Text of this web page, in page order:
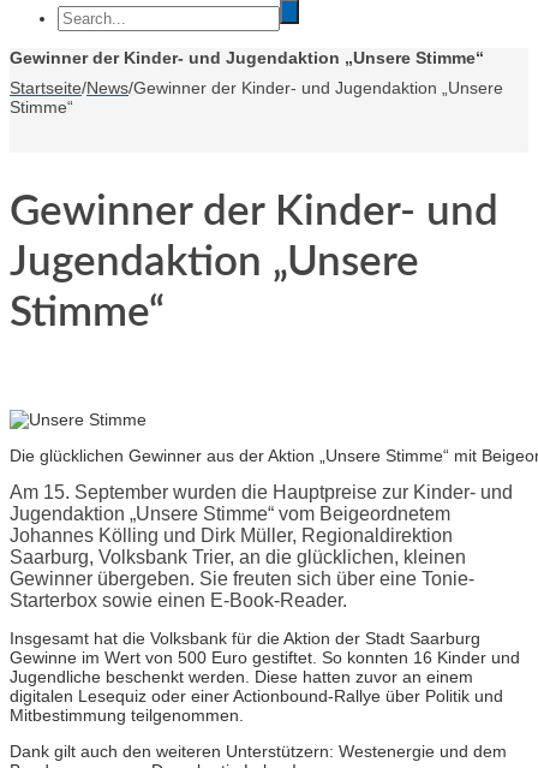
Gewinner der Kinder- und Jugendaktion „Unsere Stimme“
Startseite/News/Gewinner der Kinder- und Jugendaktion „Unsere
Stimme“
Gewinner der Kinder- und
Jugendaktion „Unsere
Stimme“
Die glücklichen Gewinner aus der Aktion „Unsere Stimme“ mit
Am 15. September wurden die Hauptpreise zur Kinder- und
Jugendaktion „Unsere Stimme“ vom Beigeordnetem
Johannes Kölling und Dirk Müller, Regionaldirektion
Saarburg, Volksbank Trier, an die glücklichen, kleinen
Gewinner übergeben. Sie freuten sich über eine Tonie-
Starterbox sowie einen E-Book-Reader.
Insgesamt hat die Volksbank für die Aktion der Stadt Saarburg
Gewinne im Wert von 500 Euro gestiftet. So konnten 16 Kinder und
Jugendliche beschenkt werden. Diese hatten zuvor an einem
digitalen Lesequiz oder einer Actionbound-Rallye über Politik und
Mitbestimmung teilgenommen.
Dank gilt auch den weiteren Unterstützern: Westenergie und dem